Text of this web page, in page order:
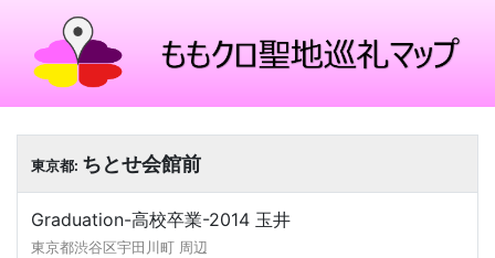
東京都: ちとせ会館前
Graduation-高校卒業-2014 玉井
東京都渋谷区宇田川町 周辺